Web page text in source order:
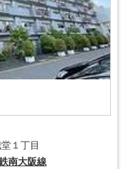
１丁目
南大阪線